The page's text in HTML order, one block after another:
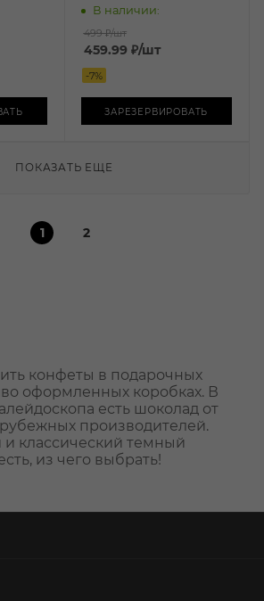
В наличии:
499 ₽/шт
459.99₽/шт
-7%
ЗАРЕЗЕРВИРОВАТЬ
ПОКАЗАТЬ ЕЩЕ
1 2
конфеты в подарочных
оформленных коробках. В
есть шоколад от
производителей.
и классический темный
из чего выбрать!